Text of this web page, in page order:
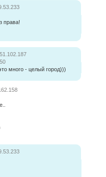
права!
много - целый город)))